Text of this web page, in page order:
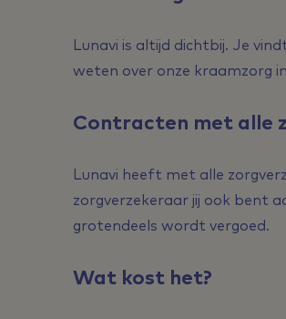
Lunavi is altijd dichtbij. Je
weten over onze kraamzorg
Contracten met alle
Lunavi heeft met alle
zorgverzekeraar jij ook bent
grotendeels wordt vergoed.
Wat kost het?